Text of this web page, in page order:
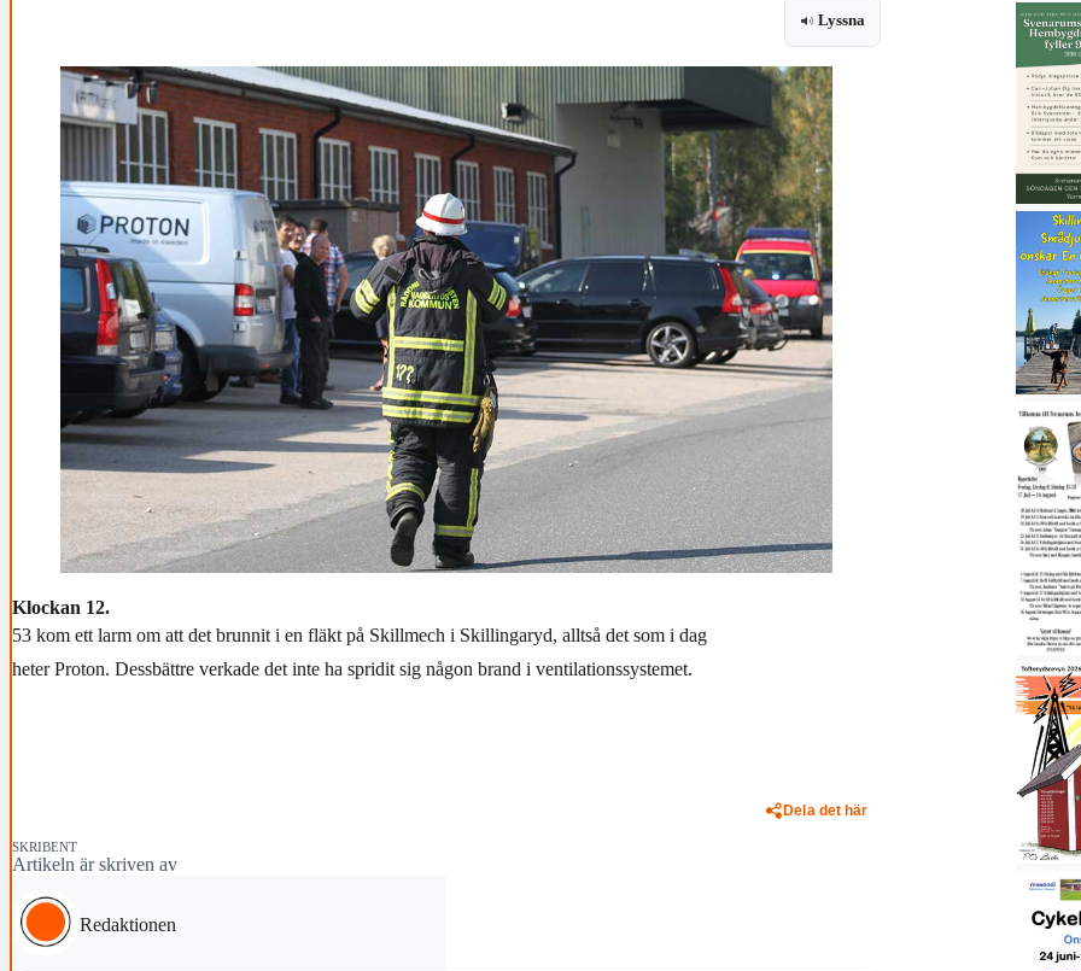
Lyssna
Klockan 12.
53 kom ett larm om att det brunnit i en fläkt på Skillmech i Skillingaryd, alltså det som i dag
heter Proton. Dessbättre verkade det inte ha spridit sig någon brand i ventilationssystemet.
Dela det här
SKRIBENT
Artikeln är skriven av
Redaktionen